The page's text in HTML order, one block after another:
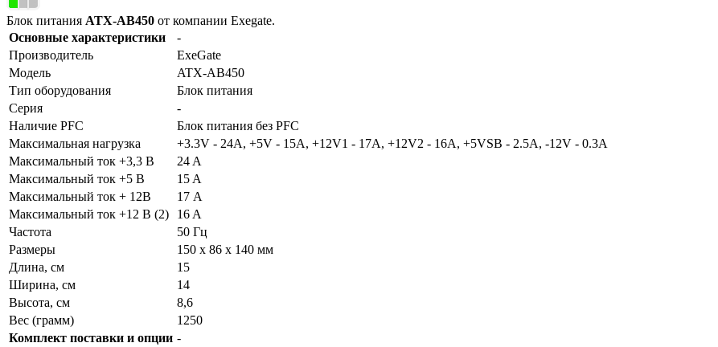
Блок питания ATX-AB450 от компании Exegate.
Основные характеристики
-
Производитель
ExeGate
Модель
ATX-AB450
Тип оборудования
Блок питания
Серия
-
Наличие PFC
Блок питания без PFC
Максимальная нагрузка
+3.3V - 24A, +5V - 15A, +12V1 - 17A, +12V2 - 16A, +5VSB - 2.5A, -12V - 0.3A
Максимальный ток +3,3 В
24 A
Максимальный ток +5 В
15 A
Максимальный ток + 12В
17 А
Максимальный ток +12 В (2)
16 A
Частота
50 Гц
Размеры
150 x 86 x 140 мм
Длина, см
15
Ширина, см
14
Высота, см
8,6
Вес (грамм)
1250
Комплект поставки и опции -